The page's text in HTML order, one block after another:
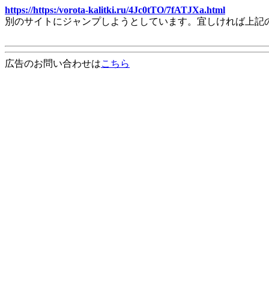
https://https:/vorota-kalitki.ru/4Jc0tTO/7fATJXa.html
別のサイトにジャンプしようとしています。宜しければ上
広告のお問い合わせはこちら